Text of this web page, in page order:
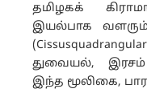
தமிழகக்
இயல்பாக
துவையல்,
இந்த மூலிகை,